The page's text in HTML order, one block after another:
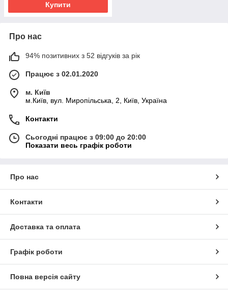
Купити
Про нас
94% позитивних з 52 відгуків за рік
Працює з 02.01.2020
м. Київ
м.Київ, вул. Миропільська, 2, Київ, Україна
Контакти
Сьогодні працює з 09:00 до 20:00
Показати весь графік роботи
Про нас
Контакти
Доставка та оплата
Графік роботи
Повна версія сайту